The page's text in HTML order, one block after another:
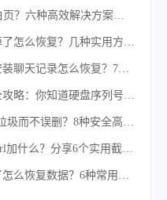
word怎么删除空白页？六种高效解决方案（2026年最新实操指南）！
微信聊天记录删掉了怎么恢复？几种实用方法详解！
微信卸载后重新安装聊天记录怎么恢复？7种实测有效的恢复方案详解！
硬盘序列号查询全攻略：你知道硬盘序列号怎么查吗？
c盘满了怎么清理垃圾而不误删？8种安全高效的方法详解+误删恢复指南！
截图电脑快捷键ctrl加什么？分享6个实用截图方法！
微信不小心卸载了怎么恢复数据？6种常用方法详解！